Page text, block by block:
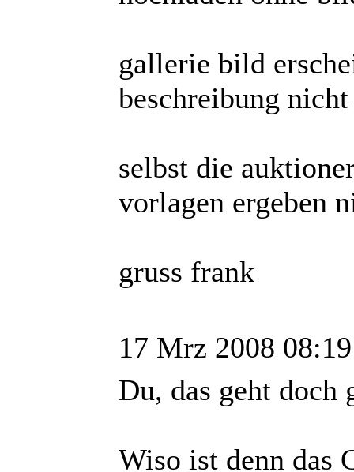
gallerie bild
beschreibung
selbst die
vorlagen ergeben
gruss frank
17 Mrz 2008 08:19
Du, das geht
Wiso ist denn das